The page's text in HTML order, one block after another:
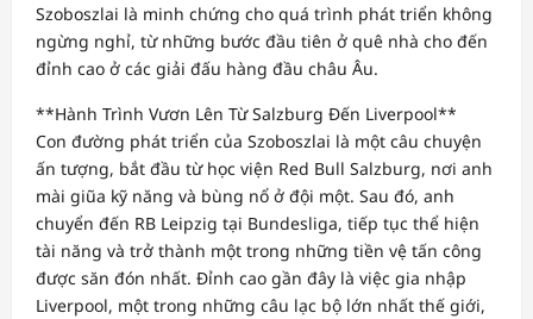
Szoboszlai là minh chứng cho quá trình phát triển không
ngừng nghỉ, từ những bước đầu tiên ở quê nhà cho đến
đỉnh cao ở các giải đấu hàng đầu châu Âu.
**Hành Trình Vươn Lên Từ Salzburg Đến Liverpool**
Con đường phát triển của Szoboszlai là một câu chuyện
ấn tượng, bắt đầu từ học viện Red Bull Salzburg, nơi anh
mài giũa kỹ năng và bùng nổ ở đội một. Sau đó, anh
chuyển đến RB Leipzig tại Bundesliga, tiếp tục thể hiện
tài năng và trở thành một trong những tiền vệ tấn công
được săn đón nhất. Đỉnh cao gần đây là việc gia nhập
Liverpool, một trong những câu lạc bộ lớn nhất thế giới,